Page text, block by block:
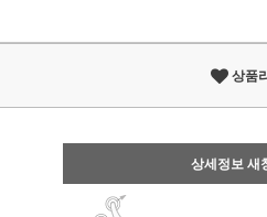
상품
상세정보 새